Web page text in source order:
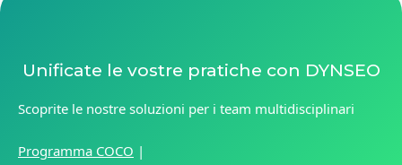
Unificate le vostre pratiche con DYNSEO
Scoprite le nostre soluzioni per i team multidisciplinari
Programma COCO |